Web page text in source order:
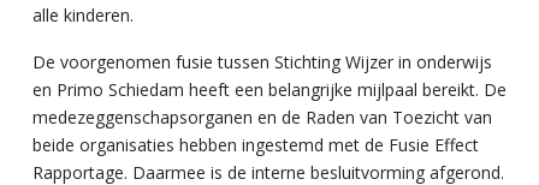
alle kinderen.
De voorgenomen fusie tussen Stichting Wijzer in onderwijs
en Primo Schiedam heeft een belangrijke mijlpaal bereikt. De
medezeggenschapsorganen en de Raden van Toezicht van
beide organisaties hebben ingestemd met de Fusie Effect
Rapportage. Daarmee is de interne besluitvorming afgerond.